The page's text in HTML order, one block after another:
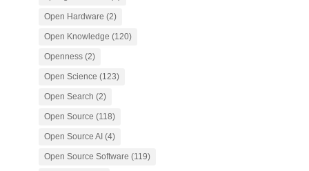
Open Hardware (2)
Open Knowledge (120)
Openness(2)
Open Science (123)
Open Search (2)
Open Source (118)
Open Source AI (4)
Open Source Software (119)